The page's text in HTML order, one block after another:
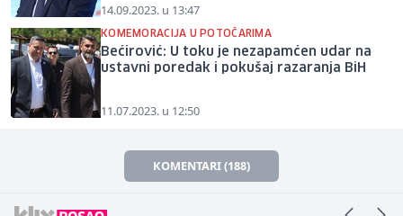
14.09.2023. u 13:47
KOMEMORACIJA U POTOČARIMA
Bećirović: U toku je nezapamćen udar na
ustavni poredak i pokušaj razaranja BiH
11.07.2023. u 12:50
KOMENTARI (188)